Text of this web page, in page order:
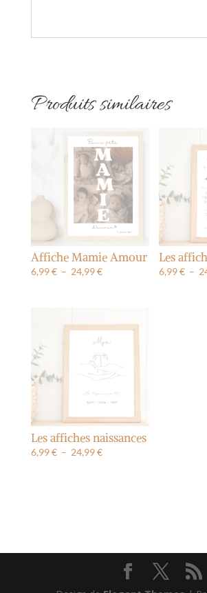
Produits similaires
Affiche Mamie Amour
6,99€ – 24,99€Plage
à
24,99 €
Les
6,99€ –
Les affiches naissances
6,99€ – 24,99€Plage